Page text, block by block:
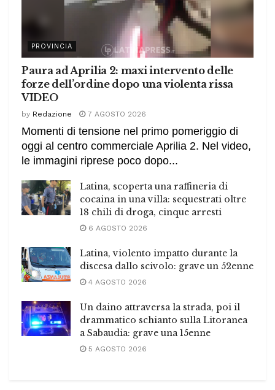
PROVINCIA
Paura ad Aprilia 2: maxi intervento delle
forze dell’ordine dopo una violenta rissa
VIDEO
by Redazione 7 AGOSTO 2026
Momenti di tensione nel primo pomeriggio di
oggi al centro commerciale Aprilia 2. Nel video,
le immagini riprese poco dopo...
Latina, scoperta una raffineria di
cocaina in una villa: sequestrati oltre
18 chili di droga, cinque arresti
6 AGOSTO 2026
Latina, violento impatto durante la
discesa dallo scivolo: grave un 52enne
4 AGOSTO 2026
Un daino attraversa la strada, poi il
drammatico schianto sulla Litoranea
a Sabaudia: grave una 15enne
5 AGOSTO 2026